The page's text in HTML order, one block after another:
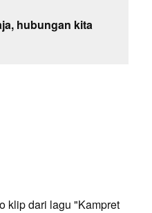
hubungan kita
klip dari lagu "Kampret